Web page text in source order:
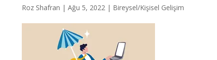
Roz Shafran | Ağu 5, 2022 | Bireysel/Kişisel Gelişim